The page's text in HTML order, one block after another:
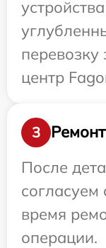
перевозку
центр
3
После
согласуем
время
операции.